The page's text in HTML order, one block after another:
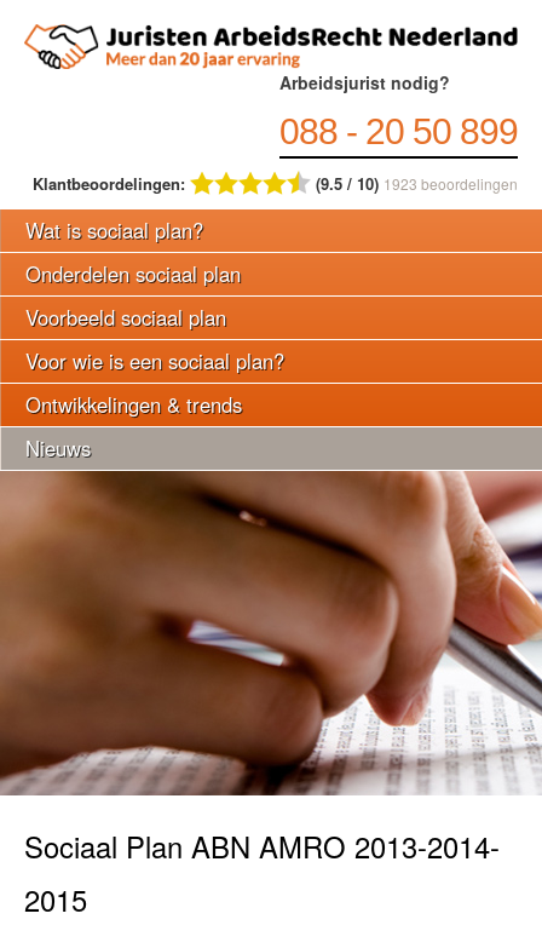
Arbeidsjurist nodig?
088 - 20 50 899
Klantbeoordelingen: (9.5 / 10) 1923 beoordelingen
Wat is sociaal plan?
Onderdelen sociaal plan
Voorbeeld sociaal plan
Voor wie is een sociaal plan?
Ontwikkelingen & trends
Nieuws
Sociaal Plan ABN AMRO 2013-2014-
2015